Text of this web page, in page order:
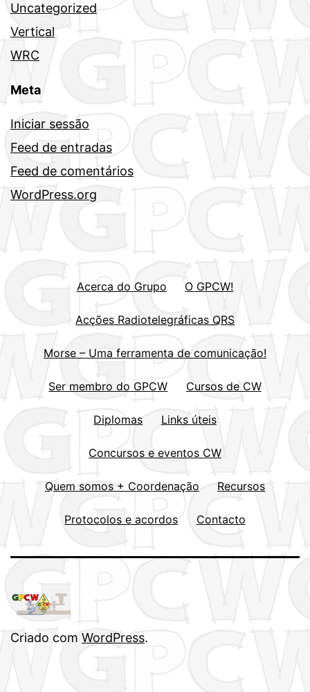
Uncategorized
Vertical
WRC
Meta
Iniciar sessão
Feed de entradas
Feed de comentários
WordPress.org
Acerca do Grupo O GPCW!
Acções Radiotelegráficas QRS
Morse – Uma ferramenta de comunicação!
Ser membro do GPCW Cursos de CW
Diplomas Links úteis
Concursos e eventos CW
Quem somos + Coordenação Recursos
Protocolos e acordos Contacto
Criado com WordPress.